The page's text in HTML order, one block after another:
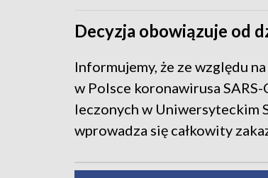
Decyzja obowiązuje od
Informujemy, że ze względu
w Polsce koronawirusa
leczonych w Uniwersyteckim
wprowadza się całkowity